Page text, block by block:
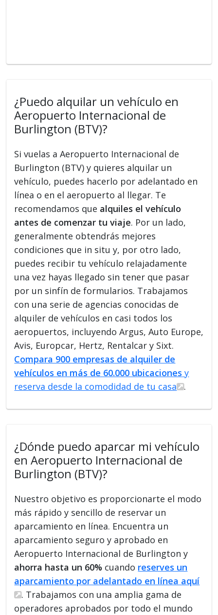
¿Puedo alquilar un vehículo en
Aeropuerto Internacional de
Burlington (BTV)?
Si vuelas a Aeropuerto Internacional de
Burlington (BTV) y quieres alquilar un
vehículo, puedes hacerlo por adelantado en
línea o en el aeropuerto al llegar. Te
recomendamos que alquiles el vehículo
antes de comenzar tu viaje. Por un lado,
generalmente obtendrás mejores
condiciones que in situ y, por otro lado,
puedes recibir tu vehículo relajadamente
una vez hayas llegado sin tener que pasar
por un sinfín de formularios. Trabajamos
con una serie de agencias conocidas de
alquiler de vehículos en casi todos los
aeropuertos, incluyendo Argus, Auto Europe,
Avis, Europcar, Hertz, Rentalcar y Sixt.
Compara 900 empresas de alquiler de
vehículos en más de 60.000 ubicaciones y
reserva desde la comodidad de tu casa
.
¿Dónde puedo aparcar mi vehículo
en Aeropuerto Internacional de
Burlington (BTV)?
Nuestro objetivo es proporcionarte el modo
más rápido y sencillo de reservar un
aparcamiento en línea. Encuentra un
aparcamiento seguro y aprobado en
Aeropuerto Internacional de Burlington y
ahorra hasta un 60% cuando reserves un
aparcamiento por adelantado en línea aquí
. Trabajamos con una amplia gama de
operadores aprobados por todo el mundo